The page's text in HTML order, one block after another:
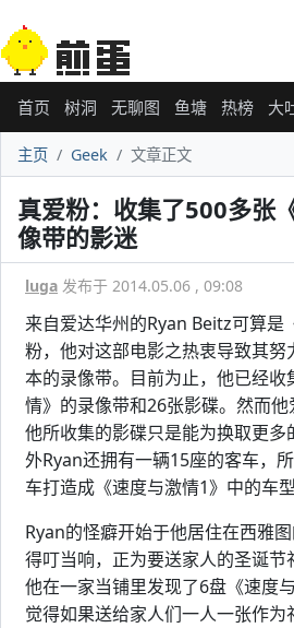
首页 树洞 无聊图 鱼塘 热榜 大
主页 Geek 文章正文
真爱粉：收集了500多张
像带的影迷
luga 发布于 2014.05.06 , 09:08
来自爱达华州的Ryan Beitz可算是
粉，他对这部电影之热衷导致其努
本的录像带。目前为止，他已经
情》的录像带和26张影碟。然而
他所收集的影碟只是能为换取更多
外Ryan还拥有一辆15座的客车，
车打造成《速度与激情1》中的车型
Ryan的怪癖开始于他居住在西雅
得叮当响，正为要送家人的圣诞节
他在一家当铺里发现了6盘《速度
觉得如果送给家人们一人一张作为